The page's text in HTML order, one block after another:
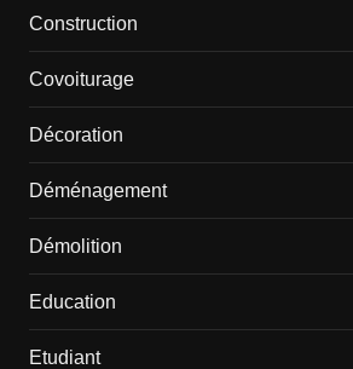
Construction
Covoiturage
Décoration
Déménagement
Démolition
Education
Etudiant